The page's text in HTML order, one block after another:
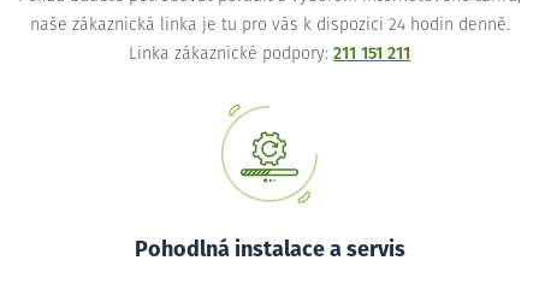
naše zákaznická linka je tu pro vás k dispozici 24 hodin denně.
Linka zákaznické podpory: 211 151 211
Pohodlná instalace a servis